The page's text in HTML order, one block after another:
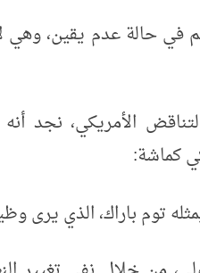
في حالة عدم يقين، وهي
الأمريكي، نجد
كماشة:
توم باراك، الذي يرى